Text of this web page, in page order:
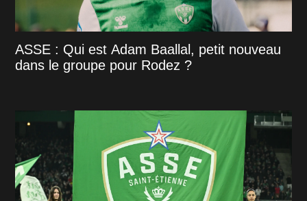
ASSE : Qui est Adam Baallal, petit nouveau
dans le groupe pour Rodez ?